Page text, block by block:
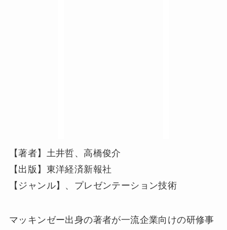
【著者】土井哲、高橋俊介
【出版】東洋経済新報社
【ジャンル】、プレゼンテーション技術
マッキンゼー出身の著者が一流企業向けの研修事